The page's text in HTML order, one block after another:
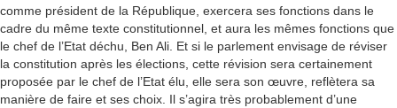
comme président de la République, exercera ses fonctions dans le
cadre du même texte constitutionnel, et aura les mêmes fonctions que
le chef de l’Etat déchu, Ben Ali. Et si le parlement envisage de réviser
la constitution après les élections, cette révision sera certainement
proposée par le chef de l’Etat élu, elle sera son œuvre, reflètera sa
manière de faire et ses choix. Il s’agira très probablement d’une